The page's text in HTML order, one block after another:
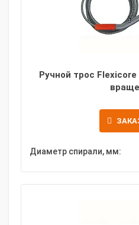
Ручной трос
Диаметр спирали, мм: